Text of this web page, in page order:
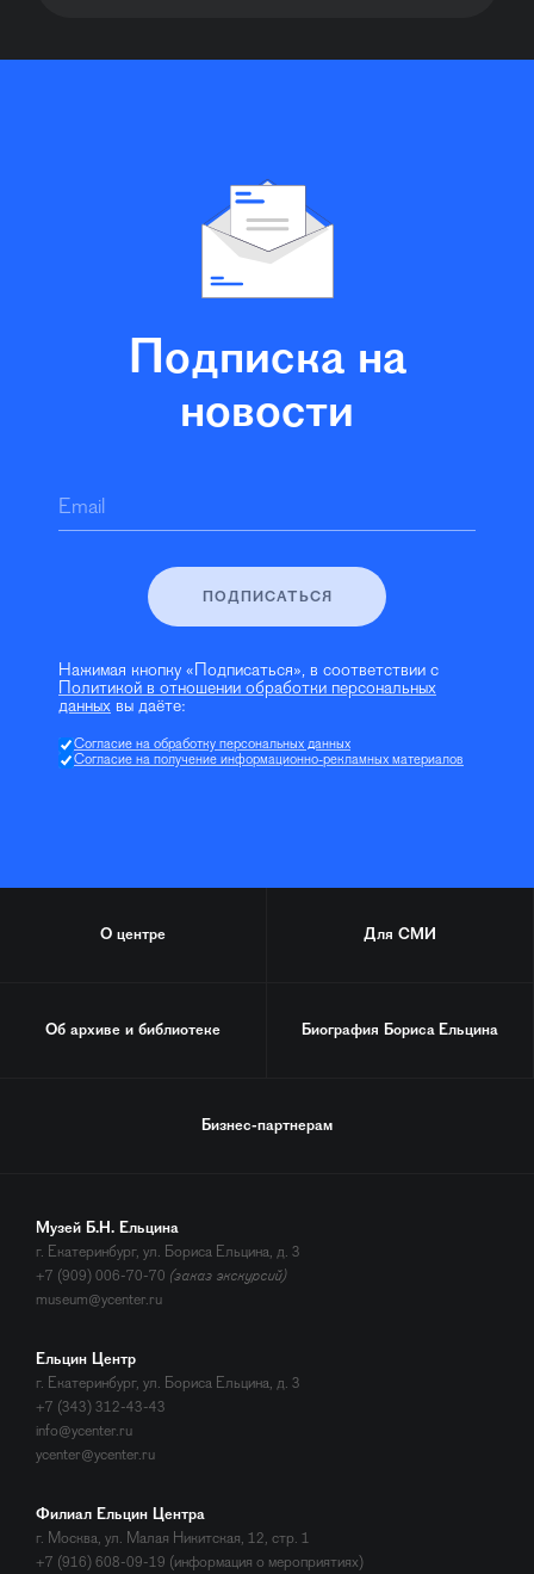
Подписка на
новости
Email
ПОДПИСАТЬСЯ
Нажимая кнопку «Подписаться», в соответствии с
Политикой в отношении обработки персональных
данных вы даёте:
Согласие на обработку персональных данных
Согласие на получение информационно-рекламных материалов
О центре Для СМИ
Об архиве и библиотеке Биография Бориса Ельцина
Бизнес-партнерам
Музей Б.Н. Ельцина
г. Екатеринбург, ул. Бориса Ельцина, д. 3
+7 (909) 006-70-70 (заказ экскурсий)
museum@ycenter.ru
Ельцин Центр
г. Екатеринбург, ул. Бориса Ельцина, д. 3
+7 (343) 312-43-43
info@ycenter.ru
ycenter@ycenter.ru
Филиал Ельцин Центра
г. Москва, ул. Малая Никитская, 12, стр. 1
+7 (916) 608-09-19 (информация о мероприятиях)